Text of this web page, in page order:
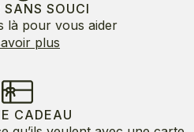
SANS SOUCI
là pour vous aider
plus
CADEAU